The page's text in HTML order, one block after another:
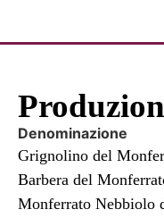
Denominazione
Grignolino del
Barbera del
Monferrato Nebbiolo